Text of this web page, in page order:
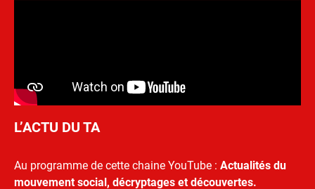
L’ACTU DU TA
Au programme de cette chaine YouTube : Actualités du
mouvement social, décryptages et découvertes.